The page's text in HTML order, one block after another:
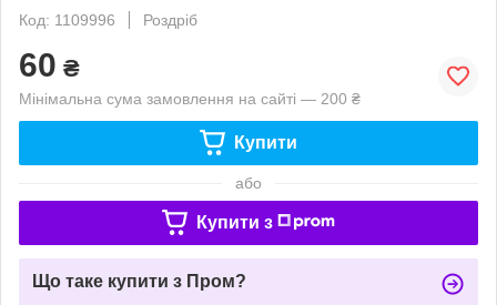
Код: 1109996
Роздріб
60 ₴
Мінімальна сума замовлення на сайті — 200 ₴
Купити
або
Купити з
Що таке купити з Пром?